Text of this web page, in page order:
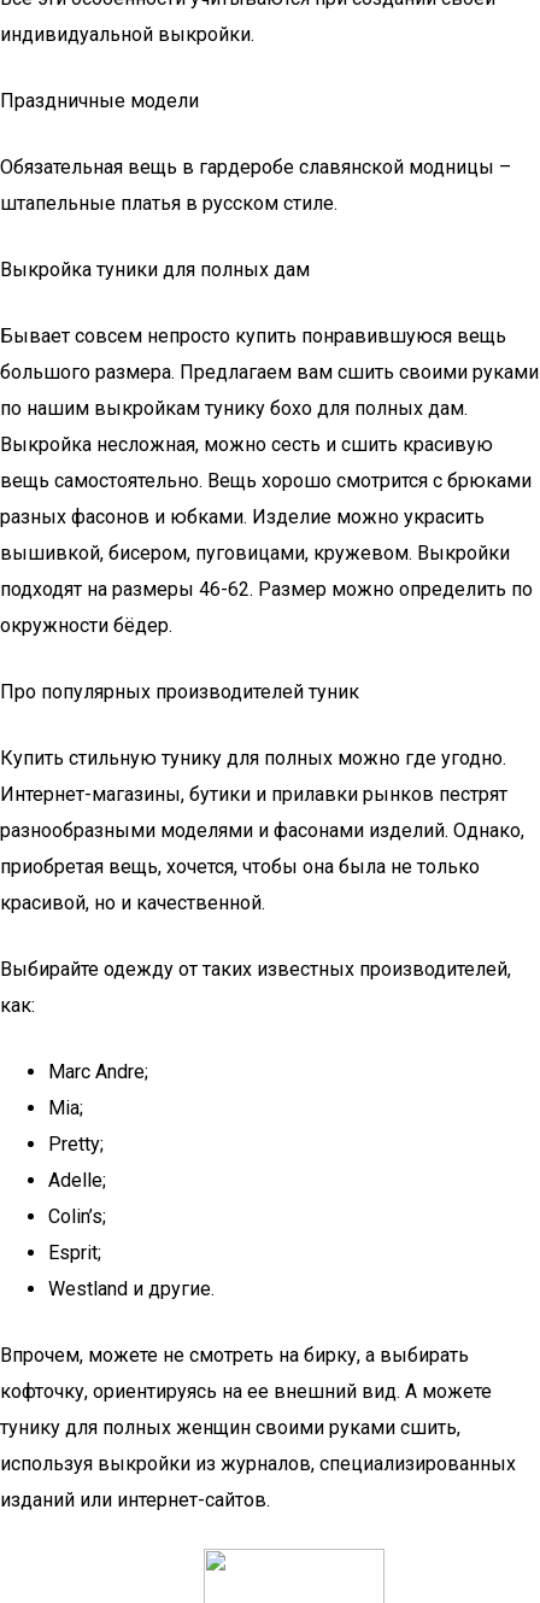
индивидуальной выкройки.
Праздничные модели
Обязательная вещь в гардеробе славянской модницы –
штапельные платья в русском стиле.
Выкройка туники для полных дам
Бывает совсем непросто купить понравившуюся вещь
большого размера. Предлагаем вам сшить своими руками
по нашим выкройкам тунику бохо для полных дам.
Выкройка несложная, можно сесть и сшить красивую
вещь самостоятельно. Вещь хорошо смотрится с брюками
разных фасонов и юбками. Изделие можно украсить
вышивкой, бисером, пуговицами, кружевом. Выкройки
подходят на размеры 46-62. Размер можно определить по
окружности бёдер.
Про популярных производителей туник
Купить стильную тунику для полных можно где угодно.
Интернет-магазины, бутики и прилавки рынков пестрят
разнообразными моделями и фасонами изделий. Однако,
приобретая вещь, хочется, чтобы она была не только
красивой, но и качественной.
Выбирайте одежду от таких известных производителей,
как:
Marc Andre;
Mia;
Pretty;
Adelle;
Colin’s;
Esprit;
Westland и другие.
Впрочем, можете не смотреть на бирку, а выбирать
кофточку, ориентируясь на ее внешний вид. А можете
тунику для полных женщин своими руками сшить,
используя выкройки из журналов, специализированных
изданий или интернет-сайтов.